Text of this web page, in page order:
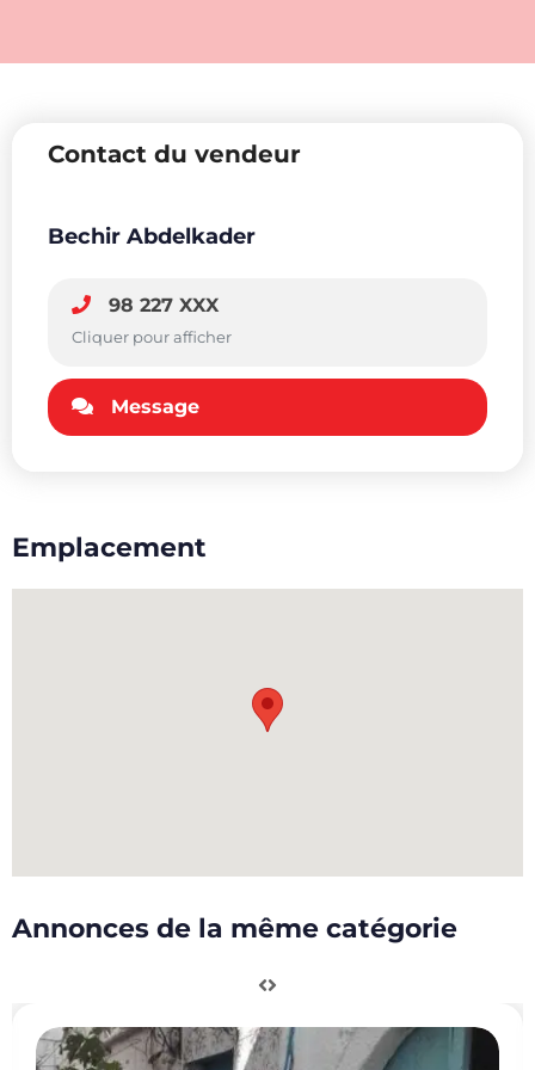
Contact du vendeur
Bechir Abdelkader
98 227 XXX
Cliquer pour afficher
Message
Emplacement
Annonces de la même catégorie